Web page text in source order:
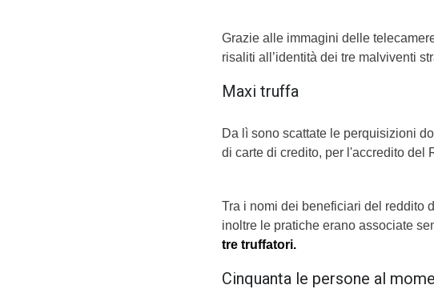
Grazie alle immagini delle
risaliti all’identità dei tre malviventi
Maxi truffa
Da lì sono scattate le perquisizioni
di carte di credito, per l'accredito del
Tra i nomi dei beneficiari del reddito
inoltre le pratiche erano associate
tre truffatori.
Cinquanta le persone al